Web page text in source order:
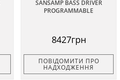
SANSAMP BASS DRIVER
PROGRAMMABLE
8427грн
ПОВІДОМИТИ ПРО
НАДХОДЖЕННЯ